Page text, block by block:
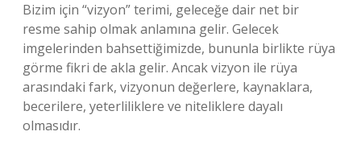
Bizim için “vizyon” terimi, geleceğe dair net bir
resme sahip olmak anlamına gelir. Gelecek
imgelerinden bahsettiğimizde, bununla birlikte rüya
görme fikri de akla gelir. Ancak vizyon ile rüya
arasındaki fark, vizyonun değerlere, kaynaklara,
becerilere, yeterliliklere ve niteliklere dayalı
olmasıdır.